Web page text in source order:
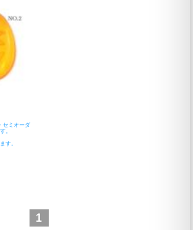
セミオーダ
。
す。
1